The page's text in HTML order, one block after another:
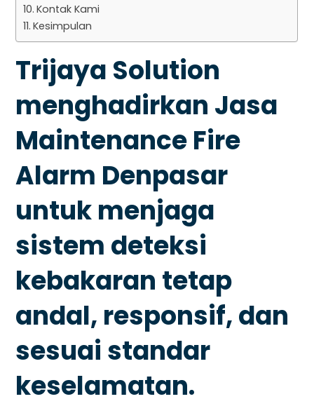
Kontak Kami
Kesimpulan
Trijaya Solution
menghadirkan Jasa
Maintenance Fire
Alarm Denpasar
untuk menjaga
sistem deteksi
kebakaran tetap
andal, responsif, dan
sesuai standar
keselamatan.